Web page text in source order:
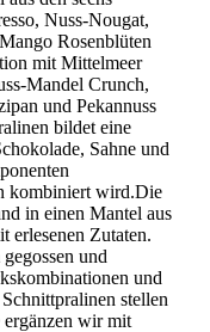
Nuss-Nougat,
Rosenblüten
mit Mittelmeer
Mandel Crunch,
und Pekannuss
bildet eine
Sahne und
kombiniert wird.Die
in einen Mantel aus
erlesenen Zutaten.
und
und
stellen
ergänzen wir mit